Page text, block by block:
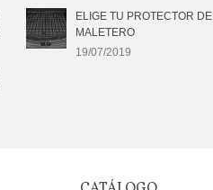
ELIGE TU PROTECTOR DE
MALETERO
19/07/2019